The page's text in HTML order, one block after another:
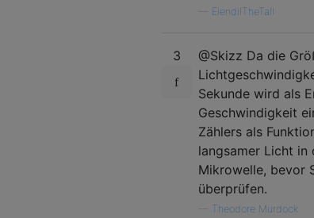
ElendilTheTall
3
@Skizz Da die
Sekunde wird als
Geschwindigkeit
Zählers als
langsamer Licht
Mikrowelle, bevor
überprüfen.
Theodore Murdock